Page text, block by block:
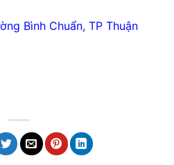
Bình Chuẩn, TP Thuận